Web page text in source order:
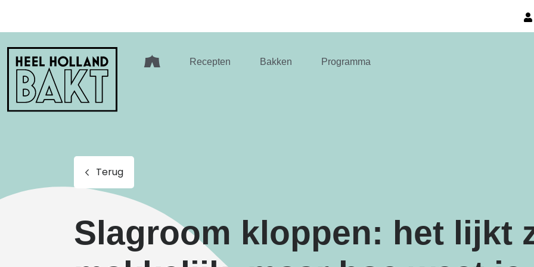
Heel
Holland
Bakt
Recepten Bakken Programma
Terug
Slagroom kloppen: het lijkt